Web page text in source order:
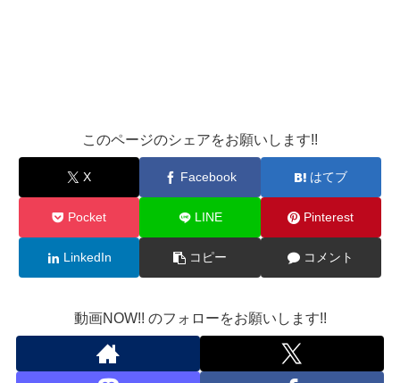
このページのシェアをお願いします!!
X Facebook はてブ
Pocket LINE Pinterest
LinkedIn コピー コメント
動画NOW!! のフォローをお願いします!!